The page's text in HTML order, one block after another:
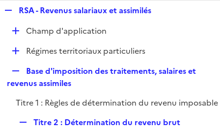
p
l
i
e
r
RSA - Revenus salariaux et assimilés
D
e
r
Champ d'application
D
l
i
e
r
Régimes territoriaux particuliers
e
l
Base d'imposition des traitements, salaires et
revenus assimiles
Titre 1 : Règles de détermination du revenu imposable
Titre 2 : Détermination du revenu brut